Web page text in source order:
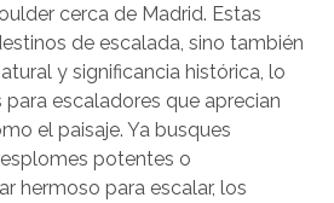
cerca de Madrid. Estas
de escalada, sino también
y significancia histórica, lo
para escaladores que aprecian
el paisaje. Ya busques
potentes o
hermoso para escalar, los